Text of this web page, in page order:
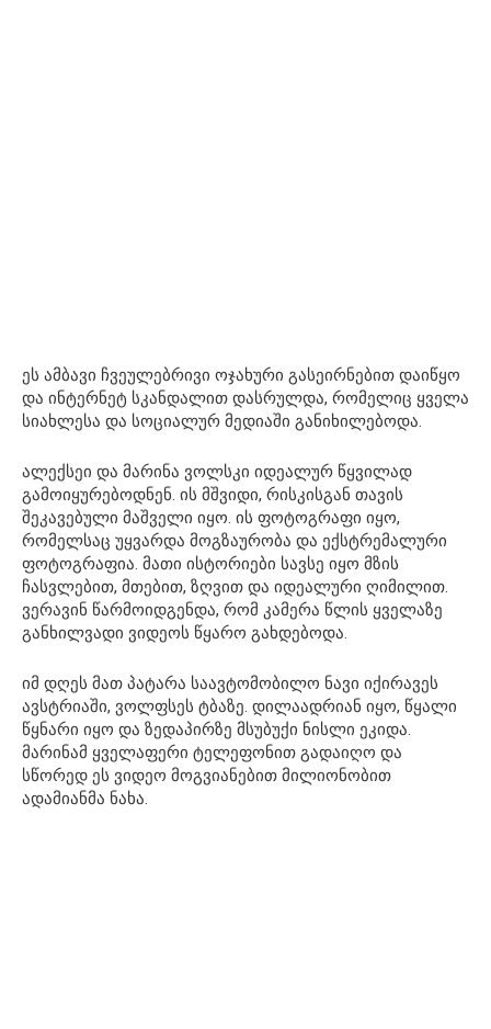
ეს ამბავი ჩვეულებრივი ოჯახური გასეირნებით დაიწყო
და ინტერნეტ სკანდალით დასრულდა, რომელიც ყველა
სიახლესა და სოციალურ მედიაში განიხილებოდა.
ალექსეი და მარინა ვოლსკი იდეალურ წყვილად
გამოიყურებოდნენ. ის მშვიდი, რისკისგან თავის
შეკავებული მაშველი იყო. ის ფოტოგრაფი იყო,
რომელსაც უყვარდა მოგზაურობა და ექსტრემალური
ფოტოგრაფია. მათი ისტორიები სავსე იყო მზის
ჩასვლებით, მთებით, ზღვით და იდეალური ღიმილით.
ვერავინ წარმოიდგენდა, რომ კამერა წლის ყველაზე
განხილვადი ვიდეოს წყარო გახდებოდა.
იმ დღეს მათ პატარა საავტომობილო ნავი იქირავეს
ავსტრიაში, ვოლფსეს ტბაზე. დილაადრიან იყო, წყალი
წყნარი იყო და ზედაპირზე მსუბუქი ნისლი ეკიდა.
მარინამ ყველაფერი ტელეფონით გადაიღო და
სწორედ ეს ვიდეო მოგვიანებით მილიონობით
ადამიანმა ნახა.